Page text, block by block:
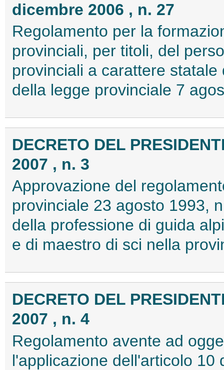
dicembre 2006 , n. 27
Regolamento per la
provinciali, per titoli, del
provinciali a carattere
della legge provinciale 7
DECRETO DEL
2007 , n. 3
Approvazione del
provinciale 23 agosto 1993,
della professione di guida
e di maestro di sci nella
DECRETO DEL
2007 , n. 4
Regolamento avente ad
l'applicazione dell'articolo 10